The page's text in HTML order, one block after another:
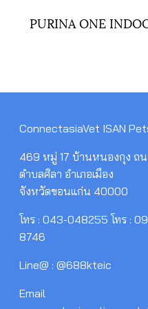
ConnectasiaVet ISAN
469 หมู่ 17 บ้านหนองกุง ถ
ตำบลศิลา อำเภอเมือง
จังหวัดขอนแก่น 40000
โทร : 043-048255 โทร :
8746
Line@ : @688kteic
Email